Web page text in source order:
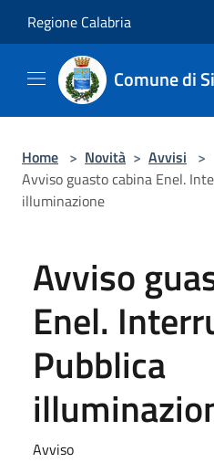
Regione Calabria
Comune di
Home > Novità > Avvisi >
Avviso guasto cabina Enel.
illuminazione
Avviso
Enel.
Pubblica
Avviso